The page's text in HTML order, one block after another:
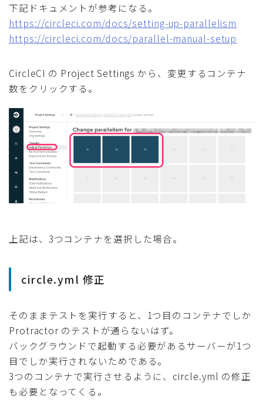
下記ドキュメントが参考になる。
https://circleci.com/docs/setting-up-parallelism
https://circleci.com/docs/parallel-manual-setup
CircleCI の Project Settings から、変更するコンテナ
数をクリックする。
上記は、3つコンテナを選択した場合。
circle.yml 修正
そのままテストを実行すると、1つ目のコンテナでしか
Protractor のテストが通らないはず。
バックグラウンドで起動する必要があるサーバーが1つ
目でしか実行されないためである。
3つのコンテナで実行させるように、circle.yml の修正
も必要となってくる。